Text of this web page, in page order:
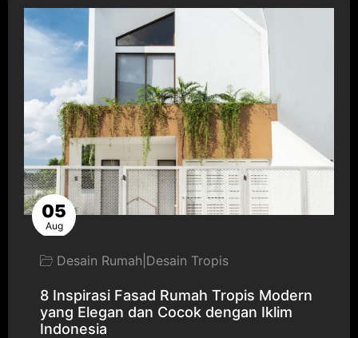
05
Aug
Desain Rumah Desain Tropis
8 Inspirasi Fasad Rumah Tropis Modern
yang Elegan dan Cocok dengan Iklim
Indonesia